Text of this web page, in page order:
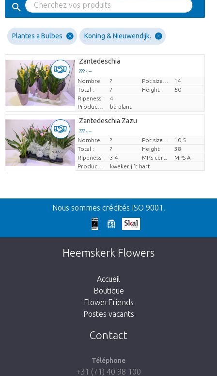
Plantes a Bulbes Koning & Nieuwendijk.
Zantedeschia
??? -,--
Prix par pièce
Nombre ?
14
Total :
? Height
50
Ripeness
4
Producteur
bb plant
Zantedeschia Zazu
??? -,--
Prix par pièce
Nombre ?
10,5
Total :
? Height
38
Ripeness
3-4 MPS cert.
MPS A
Producteur
kwekerij 't hart
Retour
Nos excuses
Cette page n’existe pas. Cliquez sur le lien
suivant pour retourner à la boutique.
Nous sommes crédités ISO 9001.
Heemskerk Flowers
Accueil
Boutique
FlowerFriends
Postes vacants
Contact
Téléphone
+31 (71) 40 98 100